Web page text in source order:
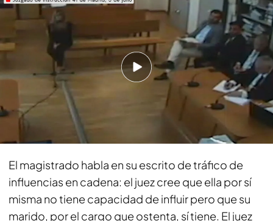
irregularidades en un nuevo informe
PUEDE INTERESARTE
Miguel Tellado, portavoz del PP en el Congreso:
"Begoña Gómez y David Sánchez son los
'Koldos' de Pedro Sánchez"
La declaración del presidente del Gobierno
será grabada
El magistrado habla en su escrito de tráfico de
influencias en cadena: el juez cree que ella por sí
misma no tiene capacidad de influir pero que su
marido, por el cargo que ostenta, sí tiene. El juez